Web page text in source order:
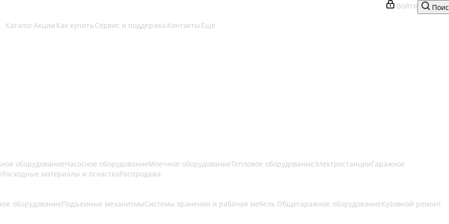
Войти
КаталогАкции Как купитьСервис и поддержка Контакты Ещё
оборудованиеНасосное оборудованиеМоечное оборудованиеТепловое оборудованиеЭлектростанцииГаражное
Расходные материалы и оснасткаРаспродажа
оборудованиеПодъемные механизмыСистемы хранения и рабочая мебель Общегаражное оборудованиеКузовной ремонт